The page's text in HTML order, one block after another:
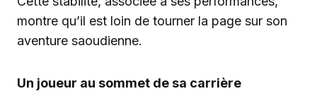
montre qu’il est loin de tourner la page sur son
aventure saoudienne.
Un joueur au sommet de sa carrière